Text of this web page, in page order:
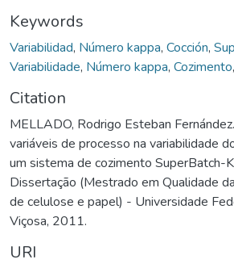
Keywords
Variabilidad, Número kappa, Cocción,
Variabilidade, Número kappa, Cozimento,
Citation
MELLADO, Rodrigo Esteban
variáveis de processo na variabilidade
um sistema de cozimento SuperBatch-
Dissertação (Mestrado em Qualidade
de celulose e papel) - Universidade
Viçosa, 2011.
URI